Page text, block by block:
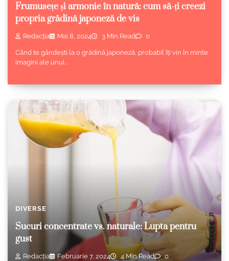
Frumusețe și armonie în natură: cum să-ți creezi
propria grădină japoneză de vis
Redacția Mai 8, 2024 3 Min Read 0
Când te gândești la o grădină japoneză, probabil îți vin în minte
imagini ale unui…
DIVERSE
Sucuri concentrate vs. naturale: Lupta pentru
gust
Redacția Februarie 7, 2024 4 Min Read 0